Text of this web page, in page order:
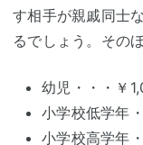
す相手が親戚同士
るでしょう。その
幼児・・・￥
小学校低学年
小学校高学年